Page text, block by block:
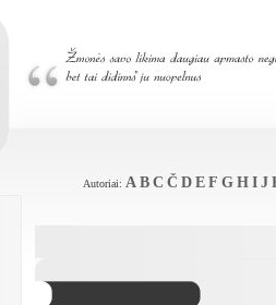
Autoriai: A B C Č D E F G H I J